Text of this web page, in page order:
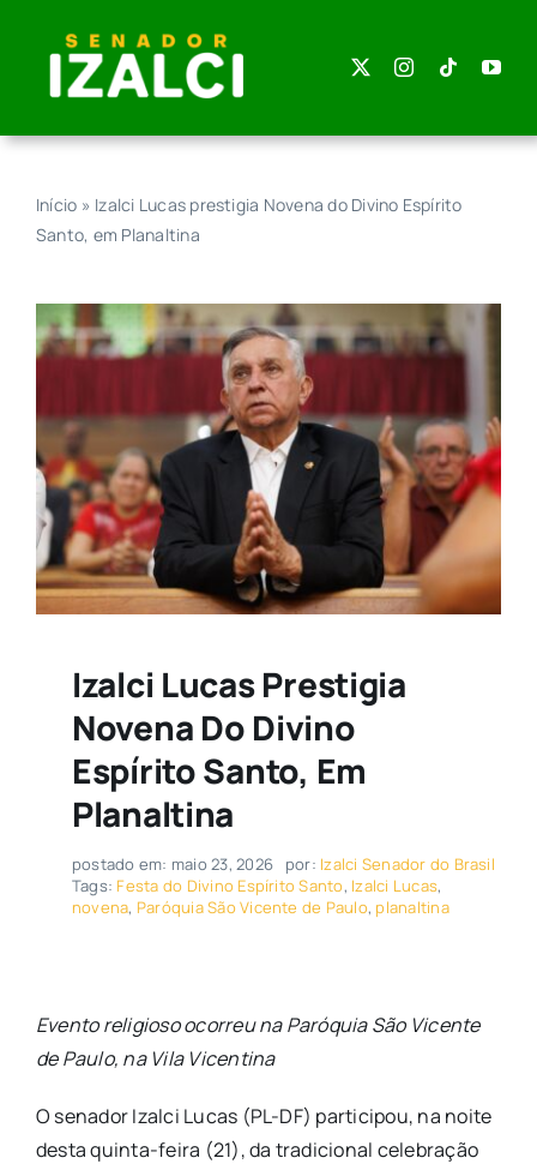
content
Início » Izalci Lucas prestigia Novena do Divino Espírito
Santo, em Planaltina
Izalci Lucas Prestigia
Novena Do Divino
Espírito Santo, Em
Planaltina
postado em: maio 23, 2026 por: Izalci Senador do Brasil
Tags: Festa do Divino Espírito Santo, Izalci Lucas,
novena, Paróquia São Vicente de Paulo, planaltina
Evento religioso ocorreu na Paróquia São Vicente
de Paulo, na Vila Vicentina
O senador Izalci Lucas (PL-DF) participou, na noite
desta quinta-feira (21), da tradicional celebração